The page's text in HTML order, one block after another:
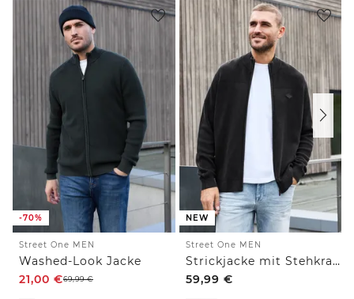
-70%
Street One MEN
Washed-Look Jacke
21,00 €69,99€
NEW
Street One MEN
Strickjacke mit Stehkragen und Strukturmix
59,99 €